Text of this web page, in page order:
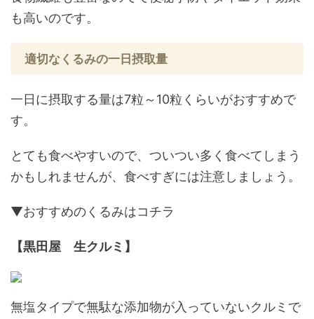
も高いのです。
適切なくるみの一日摂取量
一日に摂取する量は7粒～10粒くらいがおすすめで
す。
とても食べやすいので、ついつい多く食べてしまう
かもしれませんが、食べすぎには注意しましょう。
▼おすすめのくるみはコチラ
【黒田屋 生クルミ】
無塩タイプで無駄な添加物が入っていないクルミで